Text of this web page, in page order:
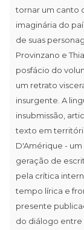
tornar um canto
imaginária do
de suas
Provinzano e
posfácio do
um retrato
insurgente. A
insubmissão,
texto em
D'Amérique -
geração de
pela crítica
tempo lírica e
presente
do diálogo entre